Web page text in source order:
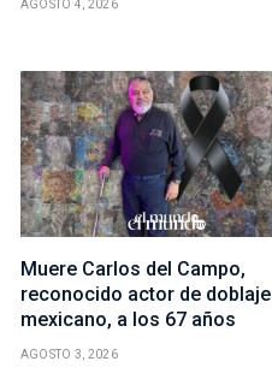
AGOSTO 4, 2026
Muere Carlos del Campo,
reconocido actor de doblaje
mexicano, a los 67 años
AGOSTO 3, 2026